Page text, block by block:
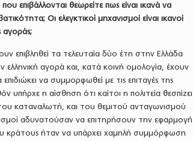
επιβάλλονται θεωρείτε πως είναι ικανά να
Οι ελεγκτικοί μηχανισμοί είναι ικανοί
αγοράς;
επιβληθεί τα τελευταία δύο έτη στην Ελλάδα
αγορά και, κατά κοινή ομολογία, έχουν
να συμμορφωθεί με τις επιταγές της
υπήρχε η αίσθηση ότι καίτοι η πολιτεία θεσπίζει
καταναλωτή, και του θεμιτού ανταγωνισμού
αδυνατούσαν να επιτηρήσουν την εφαρμογή
κράτους ήταν να υπάρχει χαμηλή συμμόρφωση